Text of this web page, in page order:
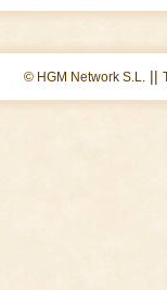
© HGM Network S.L. ||